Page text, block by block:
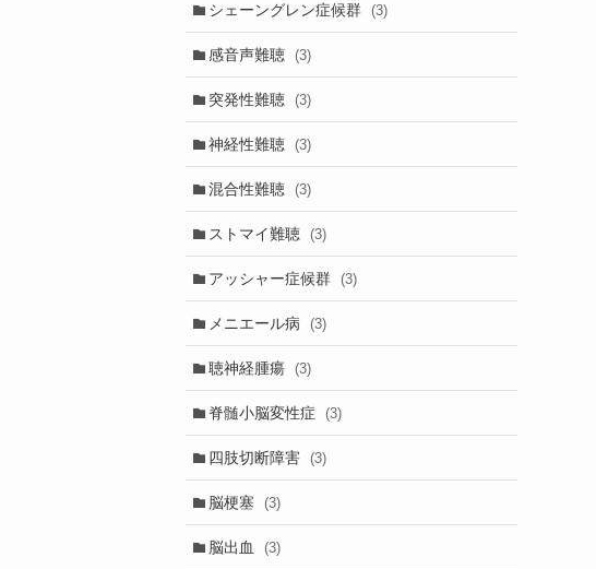
シェーングレン症候群 (3)
感音声難聴 (3)
突発性難聴 (3)
神経性難聴 (3)
混合性難聴 (3)
ストマイ難聴 (3)
アッシャー症候群 (3)
メニエール病 (3)
聴神経腫瘍 (3)
脊髄小脳変性症 (3)
四肢切断障害 (3)
脳梗塞 (3)
脳出血 (3)